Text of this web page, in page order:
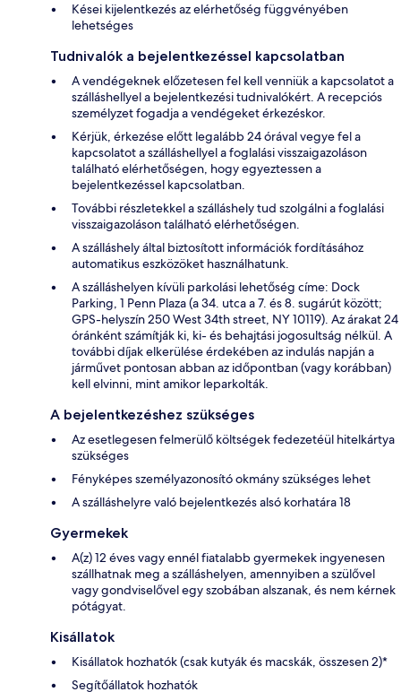
Kései kijelentkezés az elérhetőség függvényében
lehetséges
Tudnivalók a bejelentkezéssel kapcsolatban
A vendégeknek előzetesen fel kell venniük a kapcsolatot a
szálláshellyel a bejelentkezési tudnivalókért. A recepciós
személyzet fogadja a vendégeket érkezéskor.
Kérjük, érkezése előtt legalább 24 órával vegye fel a
kapcsolatot a szálláshellyel a foglalási visszaigazoláson
található elérhetőségen, hogy egyeztessen a
bejelentkezéssel kapcsolatban.
További részletekkel a szálláshely tud szolgálni a foglalási
visszaigazoláson található elérhetőségen.
A szálláshely által biztosított információk fordításához
automatikus eszközöket használhatunk.
A szálláshelyen kívüli parkolási lehetőség címe: Dock
Parking, 1 Penn Plaza (a 34. utca a 7. és 8. sugárút között;
GPS-helyszín 250 West 34th street, NY 10119). Az árakat 24
óránként számítják ki, ki- és behajtási jogosultság nélkül. A
további díjak elkerülése érdekében az indulás napján a
járművet pontosan abban az időpontban (vagy korábban)
kell elvinni, mint amikor leparkolták.
A bejelentkezéshez szükséges
Az esetlegesen felmerülő költségek fedezetéül hitelkártya
szükséges
Fényképes személyazonosító okmány szükséges lehet
A szálláshelyre való bejelentkezés alsó korhatára 18
Gyermekek
A(z) 12 éves vagy ennél fiatalabb gyermekek ingyenesen
szállhatnak meg a szálláshelyen, amennyiben a szülővel
vagy gondviselővel egy szobában alszanak, és nem kérnek
pótágyat.
Kisállatok
Kisállatok hozhatók (csak kutyák és macskák, összesen 2)*
Segítőállatok hozhatók